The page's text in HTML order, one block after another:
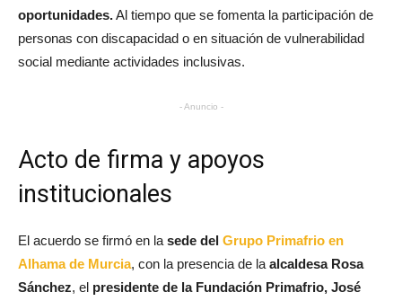
oportunidades.Al tiempo que se fomenta la participación de
personas con discapacidad o en situación de vulnerabilidad
social mediante actividades inclusivas.​
- Anuncio -
Acto de firma y apoyos
institucionales
El acuerdo se firmó en la sede del Grupo Primafrio en
Alhama de Murcia, con la presencia de la alcaldesa Rosa
Sánchez, el presidente de la Fundación Primafrio, José